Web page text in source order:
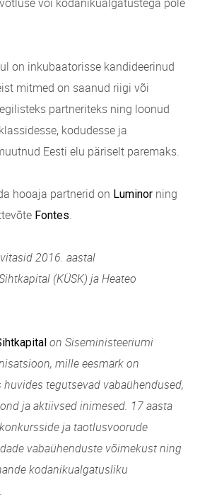
on inkubaatorisse kandideerinud
mitmed on saanud riigi või
partneriteks ning loonud
kodudesse ja
Eesti elu päriselt paremaks.
hooaja partnerid on Luminor ning
Fontes.
2016. aastal
(KÜSK) ja Heateo
on Siseministeeriumi
mille eesmärk on
tegutsevad vabaühendused,
ja aktiivsed inimesed. 17 aasta
ja taotlusvoorude
vabaühenduste võimekust ning
kodanikualgatusliku